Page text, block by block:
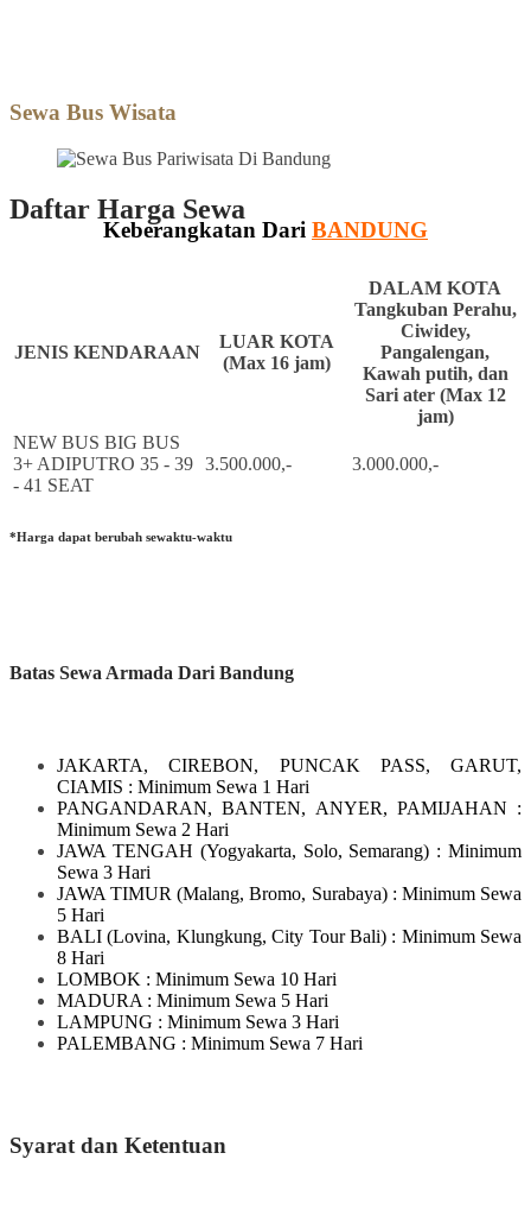
Sewa Bus Wisata
Daftar Harga Sewa
Keberangkatan Dari BANDUNG
JENIS KENDARAAN
LUAR KOTA
(Max 16 jam)
DALAM KOTA
Tangkuban Perahu,
Ciwidey,
Pangalengan,
Kawah putih, dan
Sari ater (Max 12
jam)
NEW BUS BIG BUS
3+ ADIPUTRO 35 - 39
- 41 SEAT
3.500.000,- 3.000.000,-
*Harga dapat berubah sewaktu-waktu
Batas Sewa Armada Dari Bandung
JAKARTA, CIREBON, PUNCAK PASS, GARUT,
CIAMIS : Minimum Sewa 1 Hari
PANGANDARAN, BANTEN, ANYER, PAMIJAHAN :
Minimum Sewa 2 Hari
JAWA TENGAH (Yogyakarta, Solo, Semarang) : Minimum
Sewa 3 Hari
JAWA TIMUR(Malang, Bromo, Surabaya) : Minimum Sewa
5 Hari
BALI (Lovina, Klungkung, City Tour Bali) : Minimum Sewa
8 Hari
LOMBOK : Minimum Sewa 10 Hari
MADURA : Minimum Sewa 5 Hari
LAMPUNG : Minimum Sewa 3 Hari
PALEMBANG : Minimum Sewa 7 Hari
Syarat dan Ketentuan